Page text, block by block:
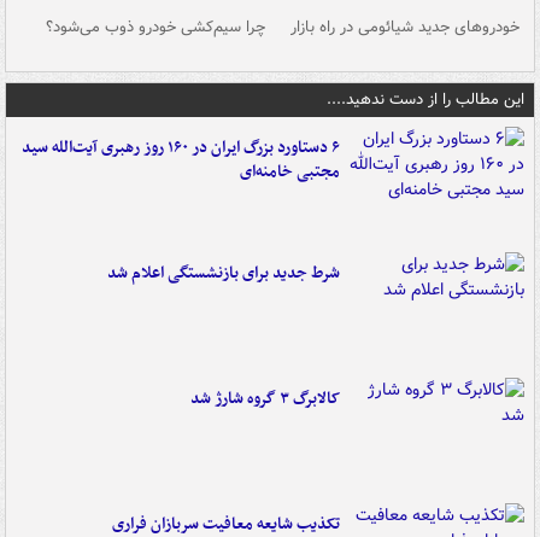
خودروهای جدید شیائومی در راه بازار چرا سیم‌کشی خودرو ذوب می‌شود؟
این مطالب را از دست ندهید....
۶ دستاورد بزرگ ایران در ۱۶۰ روز رهبری آیت‌الله سید
مجتبی خامنه‌ای
شرط جدید برای بازنشستگی اعلام شد
کالابرگ ۳ گروه شارژ شد
تکذیب شایعه معافیت سربازان فراری